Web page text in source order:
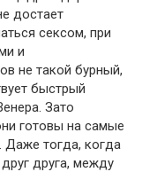
достает
сексом, при
и
не такой бурный,
быстрый
Зато
готовы на самые
Даже тогда, когда
друга, между